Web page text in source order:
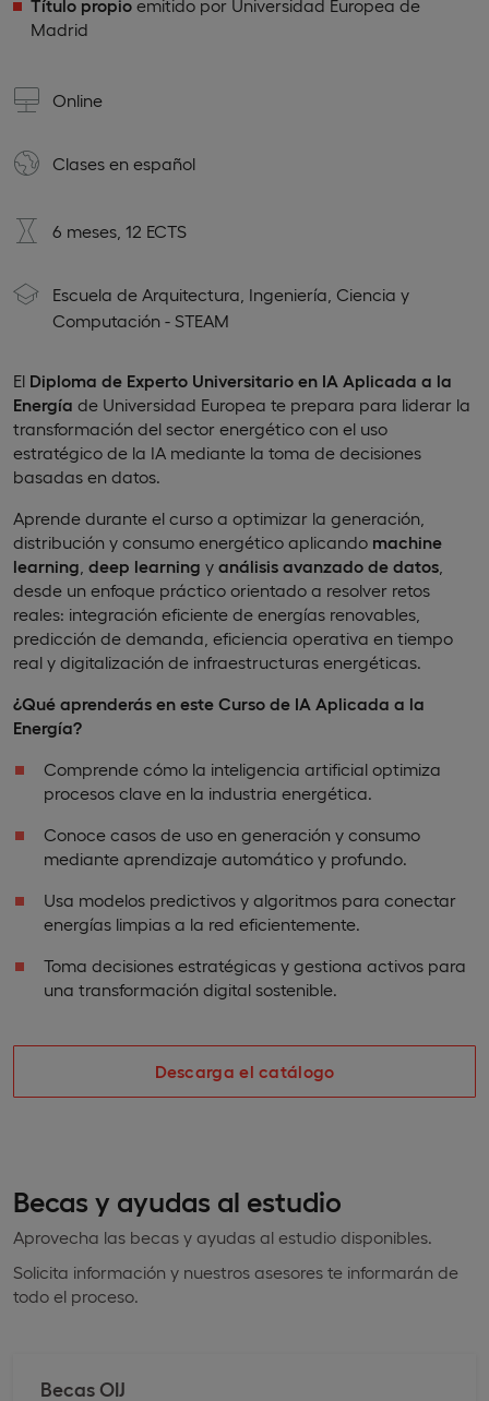
Título propio emitido por Universidad Europea de
Madrid
Online
Clases en español
6 meses, 12 ECTS
Escuela de Arquitectura, Ingeniería, Ciencia y
Computación - STEAM
El Diploma de Experto Universitario en IA Aplicada a la
Energía de Universidad Europea te prepara para liderar la
transformación del sector energético con el uso
estratégico de la IA mediante la toma de decisiones
basadas en datos.
Aprende durante el curso a optimizar la generación,
distribución y consumo energético aplicando machine
learning deep learning y análisis avanzado de datos
desde un enfoque práctico orientado a resolver retos
reales: integración eficiente de energías renovables,
predicción de demanda, eficiencia operativa en tiempo
real y digitalización de infraestructuras energéticas.
¿Qué aprenderás en este Curso de IA Aplicada a la
Energía?
Comprende cómo la inteligencia artificial optimiza
procesos clave en la industria energética.
Conoce casos de uso en generación y consumo
mediante aprendizaje automático y profundo.
Usa modelos predictivos y algoritmos para conectar
energías limpias a la red eficientemente.
Toma decisiones estratégicas y gestiona activos para
una transformación digital sostenible.
Descarga el catálogo
Becas y ayudas al estudio
Aprovecha las becas y ayudas al estudio disponibles.
Solicita información y nuestros asesores te informarán de
todo el proceso.
Becas OIJ